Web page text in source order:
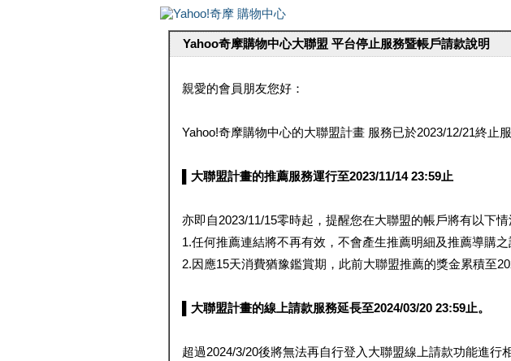
Yahoo奇摩購物中心大聯盟 平台停止服務暨帳戶請款說明
親愛的會員朋友您好：
Yahoo!奇摩購物中心的大聯盟計畫 服務已於2023/12/21終止服
▌大聯盟計畫的推薦服務運行至2023/11/14 23:59止
亦即自2023/11/15零時起，提醒您在大聯盟的帳戶將有以下情
1.任何推薦連結將不再有效，不會產生推薦明細及推薦導購之
2.因應15天消費猶豫鑑賞期，此前大聯盟推薦的獎金累積至
▌大聯盟計畫的線上請款服務延長至2024/03/20 23:59止。
超過2024/3/20後將無法再自行登入大聯盟線上請款功能進行